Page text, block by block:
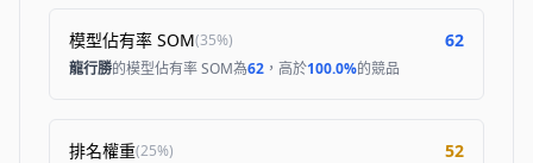
模型佔有率 SOM(35%) 62
龍行勝的模型佔有率 SOM為62 ，高於100.0%的競品
排名權重(25%) 52